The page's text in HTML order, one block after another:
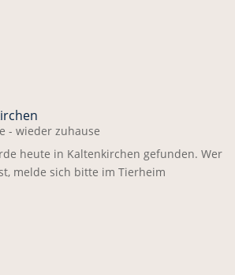
- wieder zuhause
heute in Kaltenkirchen gefunden. Wer
melde sich bitte im Tierheim